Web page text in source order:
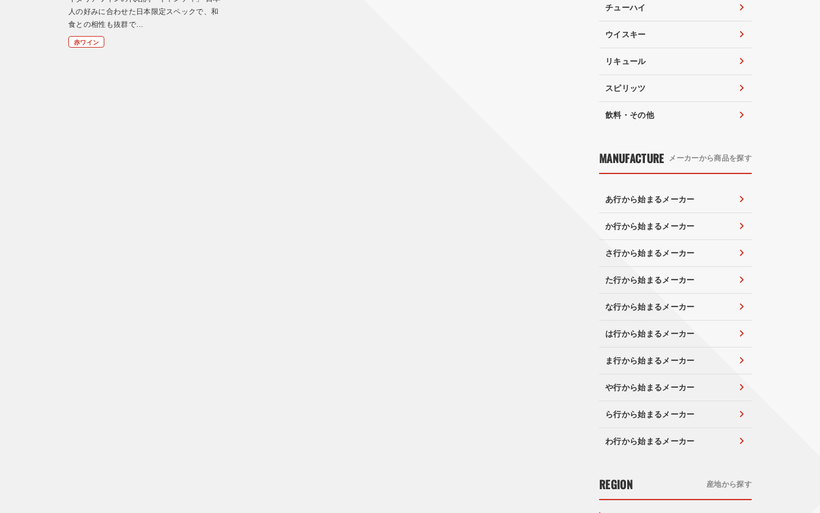
人の好みに合わせた日本限定スペックで、和
食との相性も抜群で…
赤ワイン
チューハイ
ウイスキー
リキュール
スピリッツ
飲料・その他
MANUFACTURE メーカーから商品を探す
あ行から始まるメーカー
か行から始まるメーカー
さ行から始まるメーカー
た行から始まるメーカー
な行から始まるメーカー
は行から始まるメーカー
ま行から始まるメーカー
や行から始まるメーカー
ら行から始まるメーカー
わ行から始まるメーカー
REGION 産地から探す